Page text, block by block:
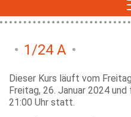
1/24 A
Dieser Kurs läuft vom
Freitag, 26. Januar 2024
21:00 Uhr statt.